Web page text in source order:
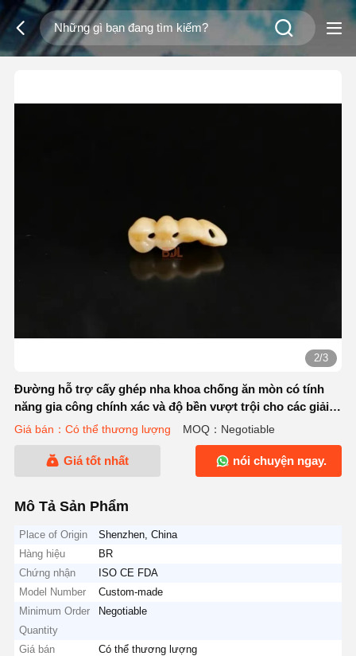
2/3
Đường hỗ trợ cấy ghép nha khoa chống ăn mòn có tính
năng gia công chính xác và độ bền vượt trội cho các giải
pháp nha khoa
Giá bán：Có thể thương lượng MOQ：Negotiable
Giá tốt nhất nói chuyện ngay.
Mô Tả Sản Phẩm
Place of Origin
Shenzhen, China
Hàng hiệu
BR
Chứng nhận
ISO CE FDA
Model Number
Custom-made
Minimum Order
Quantity
Negotiable
Giá bán
Có thể thương lượng